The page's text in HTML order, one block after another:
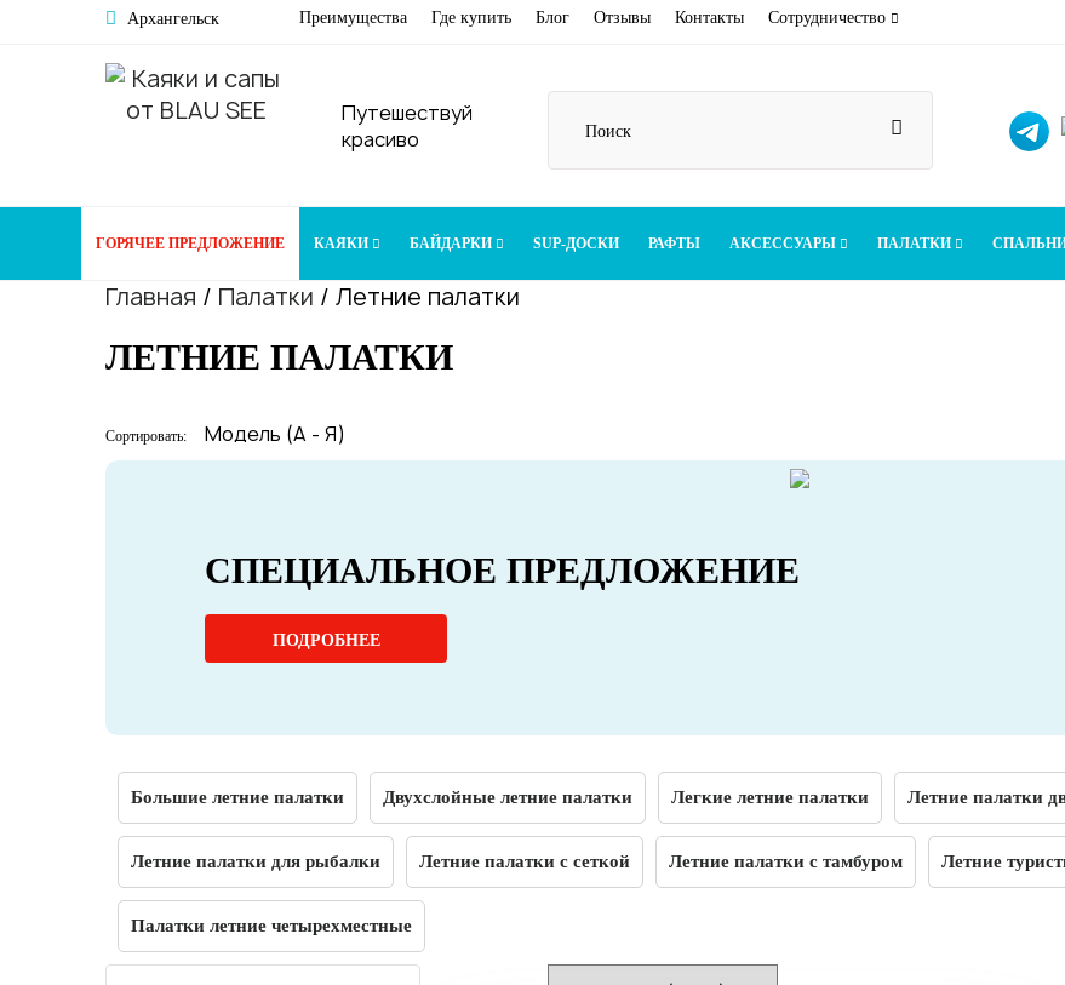
Архангельск Преимущества Где купить Блог Отзывы Контакты Сотрудничество
Путешествуй
красиво
ГОРЯЧЕЕ ПРЕДЛОЖЕНИЕ КАЯКИ БАЙДАРКИ SUP-ДОСКИ РАФТЫ АКСЕССУАРЫ ПАЛАТКИ
Главная / Палатки / Летние палатки
ЛЕТНИЕ ПАЛАТКИ
Сортировать:
СПЕЦИАЛЬНОЕ ПРЕДЛОЖЕНИЕ
ПОДРОБНЕЕ
Большие летние палатки Двухслойные летние палатки Легкие летние палатки Летние палатки
Летние палатки для рыбалки Летние палатки с сеткой Летние палатки с тамбуром Летние
Палатки летние четырехместные